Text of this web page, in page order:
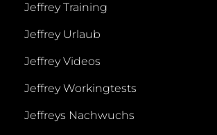
Jeffrey Training
Jeffrey Urlaub
Jeffrey Videos
Jeffrey Workingtests
Jeffreys Nachwuchs